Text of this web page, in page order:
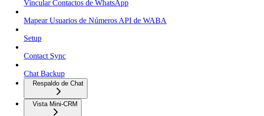
Vincular Contactos de WhatsApp
Mapear Usuarios de Números API de WABA
Setup
Contact Sync
Chat Backup
Respaldo de Chat
Vista Mini-CRM